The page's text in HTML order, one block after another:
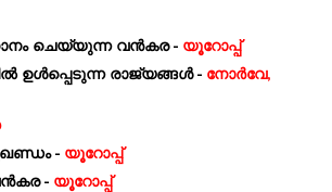
ചെയ്യുന്ന വൻകര - യൂറോപ്പ്
ഉൾപ്പെടുന്ന രാജ്യങ്ങൾ - നോർവേ,
- യൂറോപ്പ്
- യൂറോപ്പ്